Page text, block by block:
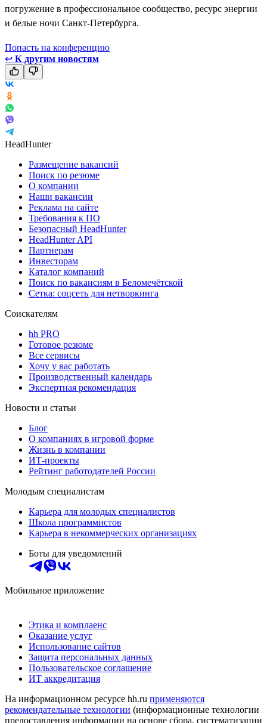
погружение в профессиональное сообщество, ресурс энергии
и белые ночи Санкт-Петербурга.
Попасть на конференцию
↩ К другим новостям
HeadHunter
Размещение вакансий
Поиск по резюме
О компании
Наши вакансии
Реклама на сайте
Требования к ПО
Безопасный HeadHunter
HeadHunter API
Партнерам
Инвесторам
Каталог компаний
Поиск по вакансиям в Беломечётской
Сетка: соцсеть для нетворкинга
Соискателям
hh PRO
Готовое резюме
Все сервисы
Хочу у вас работать
Производственный календарь
Экспертная рекомендация
Новости и статьи
Блог
О компаниях в игровой форме
Жизнь в компании
ИТ-проекты
Рейтинг работодателей России
Молодым специалистам
Карьера для молодых специалистов
Школа программистов
Карьера в некоммерческих организациях
Боты для уведомлений
Мобильное приложение
Этика и комплаенс
Оказание услуг
Использование сайтов
Защита персональных данных
Пользовательское соглашение
ИТ аккредитация
На информационном ресурсе hh.ru применяются
рекомендательные технологии (информационные технологии
предоставления информации на основе сбора, систематизации